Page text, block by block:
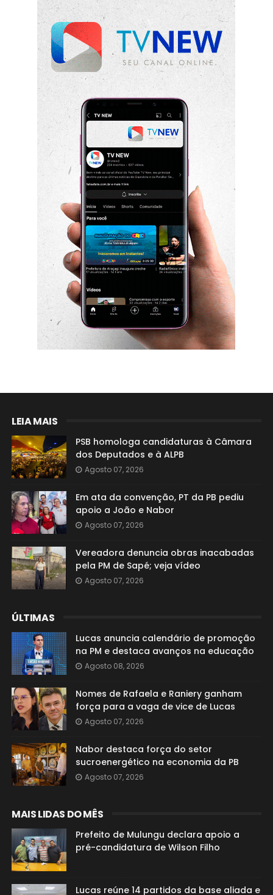
LEIA MAIS
PSB homologa candidaturas à Câmara
dos Deputados e à ALPB
Agosto 07, 2026
Em ata da convenção, PT da PB pediu
apoio a João e Nabor
Agosto 07, 2026
Vereadora denuncia obras inacabadas
pela PM de Sapé; veja vídeo
Agosto 07, 2026
ÚLTIMAS
Lucas anuncia calendário de promoção
na PM e destaca avanços na educação
Agosto 08, 2026
Nomes de Rafaela e Raniery ganham
força para a vaga de vice de Lucas
Agosto 07, 2026
Nabor destaca força do setor
sucroenergético na economia da PB
Agosto 07, 2026
MAIS LIDAS DO MÊS
Prefeito de Mulungu declara apoio a
pré-candidatura de Wilson Filho
Lucas reúne 14 partidos da base aliada e